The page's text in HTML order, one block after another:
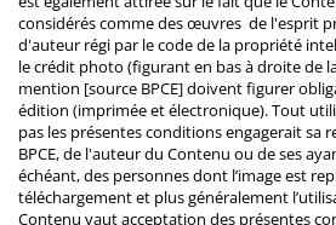
considérés comme des œuvres de l'esprit
d'auteur régi par le code de la propriété
le crédit photo (figurant en bas à droite de
mention [source BPCE] doivent figurer
édition (imprimée et électronique). Tout
pas les présentes conditions engagerait sa
BPCE, de l'auteur du Contenu ou de ses
échéant, des personnes dont l’image est
téléchargement et plus généralement
Contenu vaut acceptation des présentes